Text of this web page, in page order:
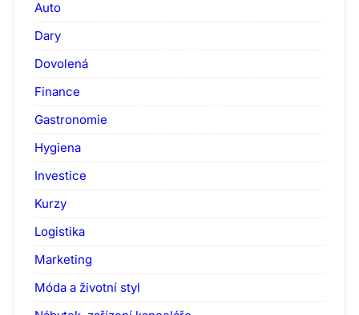
Auto
Dary
Dovolená
Finance
Gastronomie
Hygiena
Investice
Kurzy
Logistika
Marketing
Móda a životní styl